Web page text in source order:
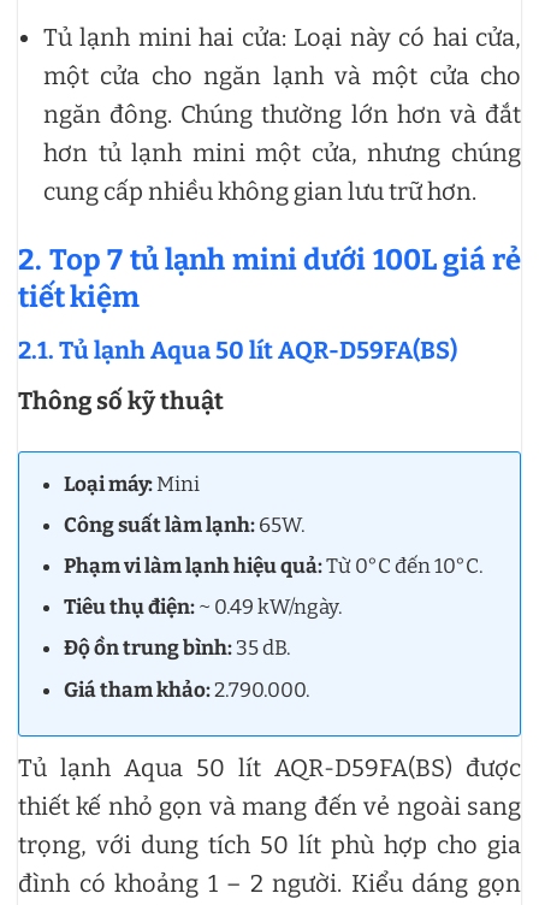
Tủ lạnh mini hai cửa: Loại này có hai cửa,
một cửa cho ngăn lạnh và một cửa cho
ngăn đông. Chúng thường lớn hơn và đắt
hơn tủ lạnh mini một cửa, nhưng chúng
cung cấp nhiều không gian lưu trữ hơn.
2. Top 7 tủ lạnh mini dưới 100L giá rẻ
tiết kiệm
2.1. Tủ lạnh Aqua 50 lít AQR-D59FA(BS)
Thông số kỹ thuật
Loại máy:Mini
Công suất làm lạnh:65W.
Phạm vi làm lạnh hiệu quả:Từ 0°C đến 10°C.
Tiêu thụ điện:~ 0.49 kW/ngày.
Độ ồn trung bình:35 dB.
Giá tham khảo:2.790.000.
Tủ lạnh Aqua 50 lít AQR-D59FA(BS) được
thiết kế nhỏ gọn và mang đến vẻ ngoài sang
trọng, với dung tích 50 lít phù hợp cho gia
đình có khoảng 1 – 2 người. Kiểu dáng gọn